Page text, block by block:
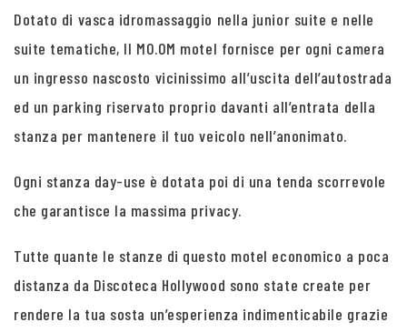
Dotato di vasca idromassaggio nella junior suite e nelle
suite tematiche, Il MO.OM motel fornisce per ogni camera
un ingresso nascosto vicinissimo all’uscita dell’autostrada
ed un parking riservato proprio davanti all’entrata della
stanza per mantenere il tuo veicolo nell’anonimato.
Ogni stanza day-use è dotata poi di una tenda scorrevole
che garantisce la massima privacy.
Tutte quante le stanze di questo motel economico a poca
distanza da Discoteca Hollywood sono state create per
rendere la tua sosta un’esperienza indimenticabile grazie